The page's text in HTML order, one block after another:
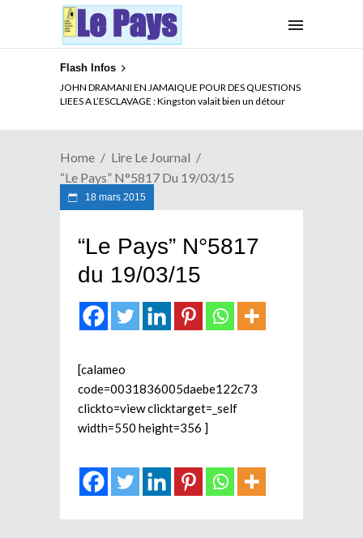
Flash Infos
JOHN DRAMANI EN JAMAIQUE POUR DES QUESTIONS
LIEES A L’ESCLAVAGE : Kingston valait bien un détour
Home
Lire Le Journal
“Le Pays” N°5817 Du 19/03/15
18 mars 2015
“Le Pays” N°5817
du 19/03/15
[calameo
code=0031836005daebe122c73
clickto=view clicktarget=_self
width=550 height=356 ]